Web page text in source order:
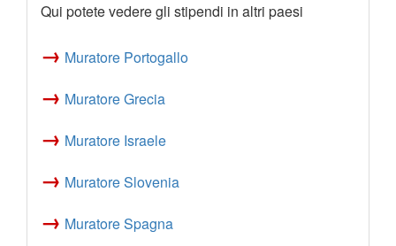
Qui potete vedere gli stipendi in altri paesi
→ Muratore Portogallo
→ Muratore Grecia
→ Muratore Israele
→ Muratore Slovenia
→ Muratore Spagna